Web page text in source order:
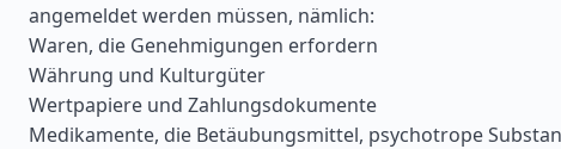
angemeldet werden müssen, nämlich:
Waren, die Genehmigungen erfordern
Währung und Kulturgüter
Wertpapiere und Zahlungsdokumente
Medikamente, die Betäubungsmittel, psychotrope